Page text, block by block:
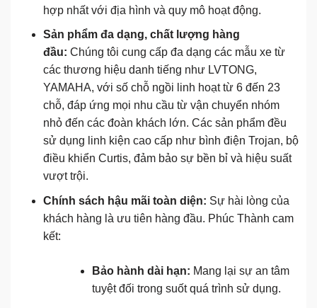
hợp nhất với địa hình và quy mô hoạt động.
Sản phẩm đa dạng, chất lượng hàng
đầu: Chúng tôi cung cấp đa dạng các mẫu xe từ
các thương hiệu danh tiếng như LVTONG,
YAMAHA, với số chỗ ngồi linh hoạt từ 6 đến 23
chỗ, đáp ứng mọi nhu cầu từ vận chuyển nhóm
nhỏ đến các đoàn khách lớn. Các sản phẩm đều
sử dụng linh kiện cao cấp như bình điện Trojan, bộ
điều khiển Curtis, đảm bảo sự bền bỉ và hiệu suất
vượt trội.
Chính sách hậu mãi toàn diện: Sự hài lòng của
khách hàng là ưu tiên hàng đầu. Phúc Thành cam
kết:
Bảo hành dài hạn: Mang lại sự an tâm
tuyệt đối trong suốt quá trình sử dụng.